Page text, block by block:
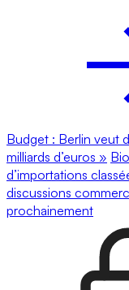
Budget : Berlin veut
milliards d’euros »
d’importations
discussions
prochainement